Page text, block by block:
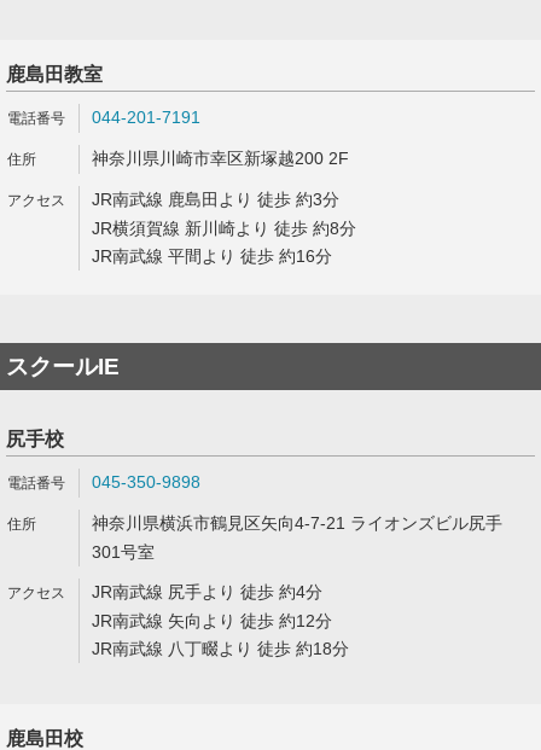
鹿島田教室
044-201-7191
神奈川県川崎市幸区新塚越200 2F
JR南武線 鹿島田より 徒歩 約3分
JR横須賀線 新川崎より 徒歩 約8分
JR南武線 平間より 徒歩 約16分
スクールIE
尻手校
045-350-9898
神奈川県横浜市鶴見区矢向4-7-21 ライオンズビル尻手
301号室
JR南武線 尻手より 徒歩 約4分
JR南武線 矢向より 徒歩 約12分
JR南武線 八丁畷より 徒歩 約18分
鹿島田校